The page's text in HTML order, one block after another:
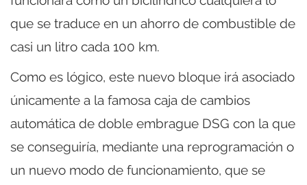
que se traduce en un ahorro de combustible de
casi un litro cada 100 km.
Como es lógico, este nuevo bloque irá asociado
únicamente a la famosa caja de cambios
automática de doble embrague DSG con la que
se conseguiría, mediante una reprogramación o
un nuevo modo de funcionamiento, que se